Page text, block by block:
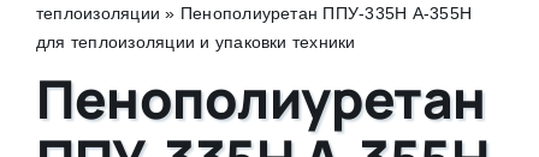
теплоизоляции » Пенополиуретан ППУ-335Н А-355Н
для теплоизоляции и упаковки техники
Пенополиуретан